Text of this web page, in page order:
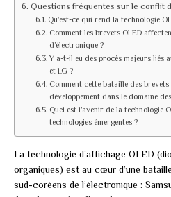
Questions fréquentes sur le conflit
Qu’est-ce qui rend la technologie
Comment les brevets OLED
d’électronique ?
Y a-t-il eu des procès majeurs liés
et LG ?
Comment cette bataille des
développement dans le domaine
Quel est l’avenir de la technologie
technologies émergentes ?
La technologie d’affichage OLED
organiques) est au cœur d’une
sud-coréens de l’électronique :